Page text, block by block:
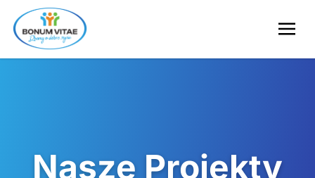
Nasze Projekty